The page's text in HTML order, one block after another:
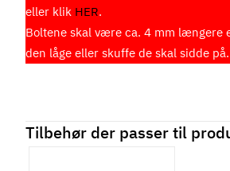
eller klik HER.
Boltene skal være ca. 4 mm længere
den låge eller skuffe de skal sidde på.
Tilbehør der passer til